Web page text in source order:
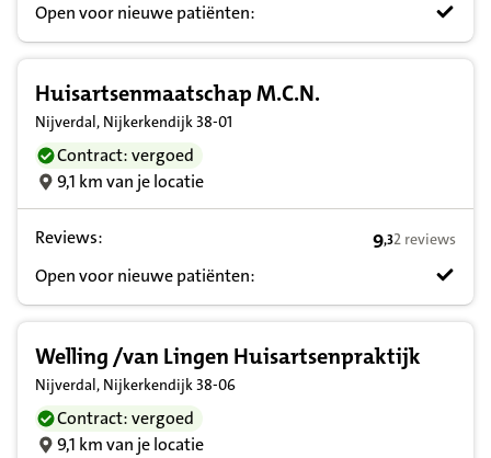
Open voor nieuwe patiënten:
Huisartsenmaatschap M.C.N.
Nijverdal, Nijkerkendijk 38-01
Contract: vergoed
9,1 km van je locatie
Reviews: 9,3 op basis
9,32 reviews
Open voor nieuwe patiënten:
Welling /van Lingen Huisartsenpraktijk
Nijverdal, Nijkerkendijk 38-06
Contract: vergoed
9,1 km van je locatie